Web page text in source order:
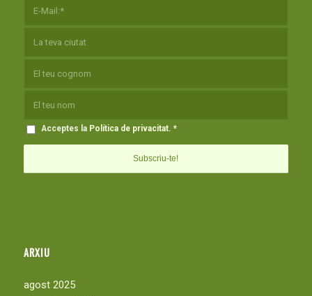
Acceptes la Política de privacitat. *
ARXIU
agost 2025